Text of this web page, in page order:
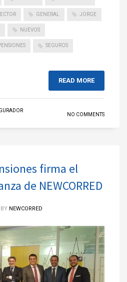
GENERAL JORGE
NUEVOS
SEGUROS
READ MORE
NO COMMENTS
firma el
de NEWCORRED
BY NEWCORRED